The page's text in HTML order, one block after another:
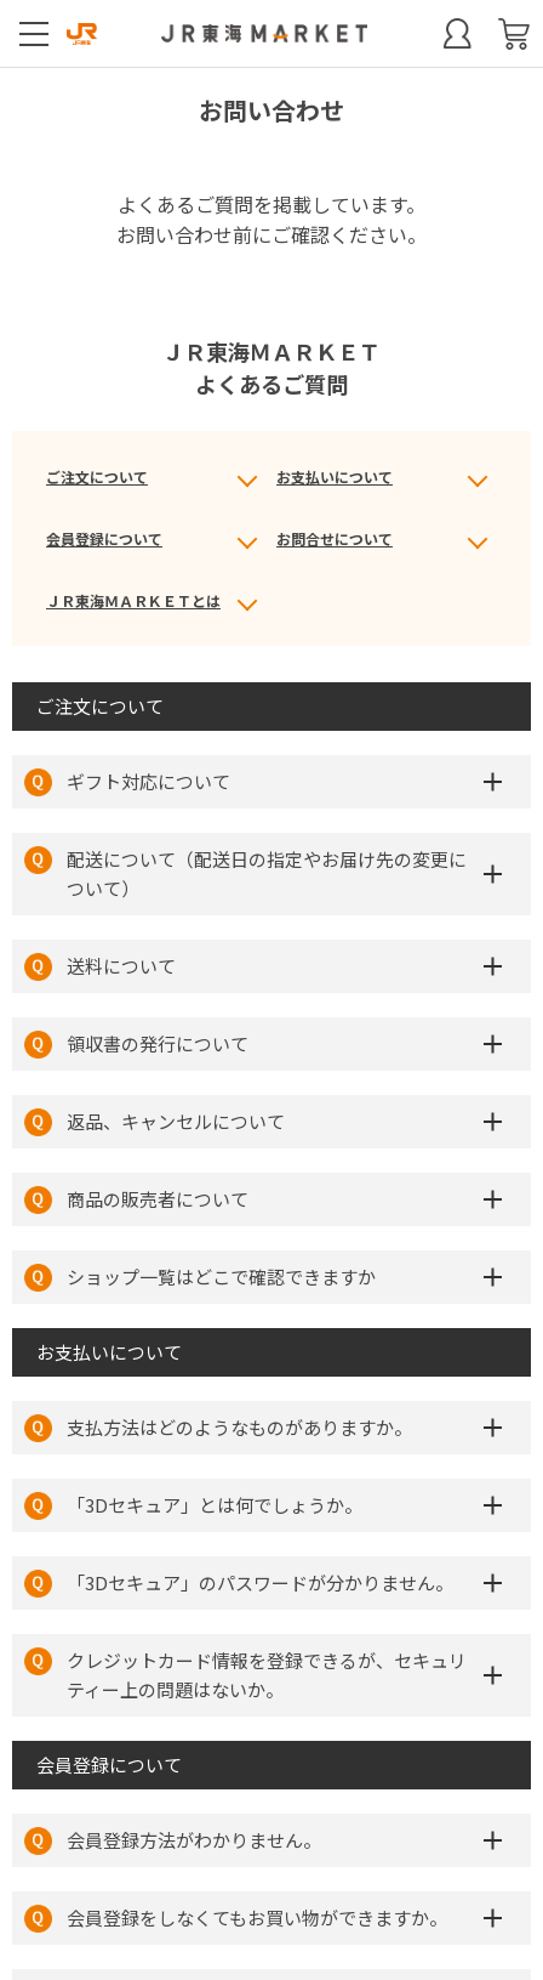
お問い合わせ
よくあるご質問を掲載しています。
お問い合わせ前にご確認ください。
ＪＲ東海ＭＡＲＫＥＴ
よくあるご質問
ご注文について お支払いについて
会員登録について お問合せについて
ＪＲ東海ＭＡＲＫＥＴとは
ご注文について
ギフト対応について
配送について（配送日の指定やお届け先の変更に
ついて）
送料について
領収書の発行について
返品、キャンセルについて
商品の販売者について
ショップ一覧はどこで確認できますか
お支払いについて
支払方法はどのようなものがありますか。
「3Dセキュア」とは何でしょうか。
「3Dセキュア」のパスワードが分かりません。
クレジットカード情報を登録できるが、セキュリ
ティー上の問題はないか。
会員登録について
会員登録方法がわかりません。
会員登録をしなくてもお買い物ができますか。